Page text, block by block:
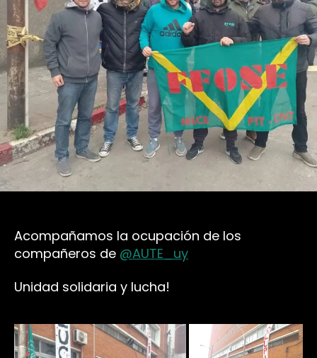
Acompañamos la ocupación de los
compañeros de @AUTE_uy
Unidad solidaria y lucha!